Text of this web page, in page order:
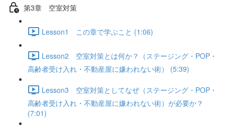
第3章 空室対策
Lesson1 この章で学ぶこと (1:06)
Lesson2 空室対策とは何か？（ステージング・POP・
高齢者受け入れ・不動産屋に嫌われない術） (5:39)
Lesson3 空室対策としてなぜ（ステージング・POP・
高齢者受け入れ・不動産屋に嫌われない術）が必要か？
(7:01)